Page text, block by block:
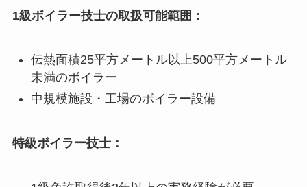
1級ボイラー技士の取扱可能範囲：
伝熱面積25平方メートル以上500平方メートル
未満のボイラー
中規模施設・工場のボイラー設備
特級ボイラー技士：